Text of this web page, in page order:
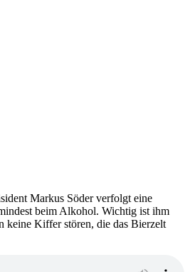
Markus Söder verfolgt eine
beim Alkohol. Wichtig ist ihm
keine Kiffer stören, die das Bierzelt